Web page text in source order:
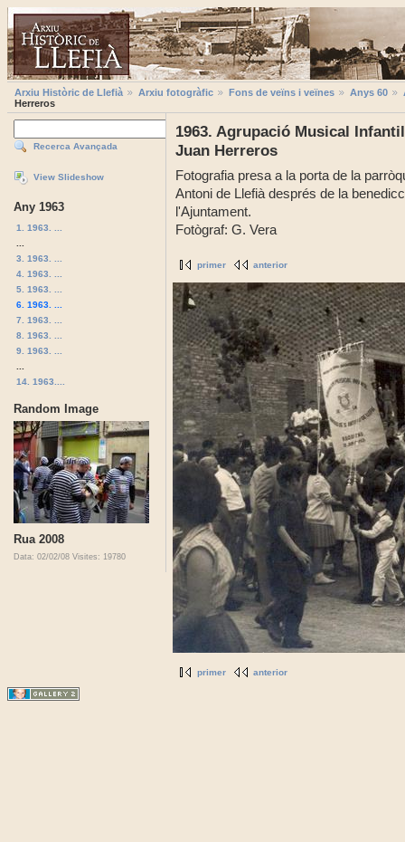
Arxiu Històric de Llefià Arxiu fotogràfic Fons de veïns i veïnes Anys 60
Herreros
Recerca Avançada
View Slideshow
Any 1963
1. 1963. ...
3. 1963. ...
4. 1963. ...
5. 1963. ...
6. 1963. ...
7. 1963. ...
8. 1963. ...
9. 1963. ...
14. 1963....
Random Image
Rua 2008
Data: 02/02/08 Visites: 19780
1963. Agrupació Musical
Juan Herreros
Fotografia presa a la porta de la
Antoni de Llefià després de la
l'Ajuntament.
Fotògraf: G. Vera
primer anterior
primer anterior